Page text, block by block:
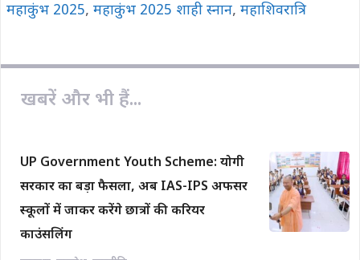
महाकुंभ 2025, महाकुंभ 2025 शाही स्नान, महाशिवरात्रि
खबरें और भी हैं...
UP Government Youth Scheme: योगी
सरकार का बड़ा फैसला, अब IAS-IPS अफसर
स्कूलों में जाकर करेंगे छात्रों की करियर
काउंसलिंग